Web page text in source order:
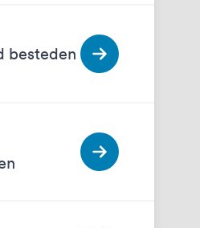
besteden